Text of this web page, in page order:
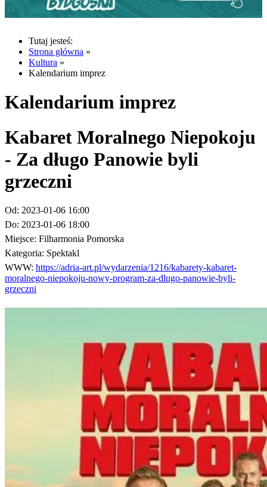
Tutaj jesteś:
Strona główna »
Kultura »
Kalendarium imprez
Kalendarium imprez
Kabaret Moralnego Niepokoju
- Za długo Panowie byli
grzeczni
Od: 2023-01-06 16:00
Do: 2023-01-06 18:00
Miejsce: Filharmonia Pomorska
Kategoria: Spektakl
WWW: https://adria-art.pl/wydarzenia/1216/kabarety-kabaret-
moralnego-niepokoju-nowy-program-za-dlugo-panowie-byli-
grzeczni